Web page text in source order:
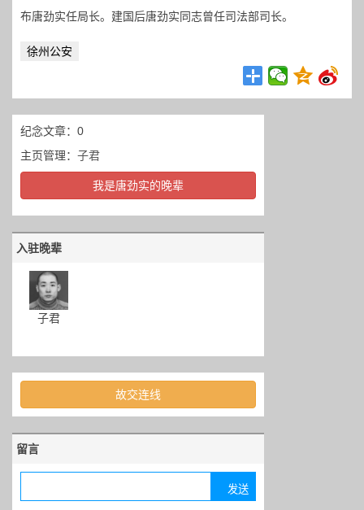
布唐劲实任局长。建国后唐劲实同志曾任司法部司长。
徐州公安
纪念文章：0
主页管理： 子君
我是唐劲实的晚辈
入驻晚辈
子君
故交连线
留言